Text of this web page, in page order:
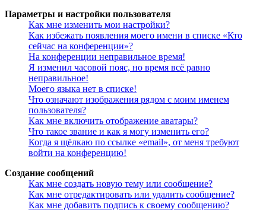
Параметры и настройки пользователя
Как мне изменить мои настройки?
Как избежать появления моего имени в списке «Кто
сейчас на конференции»?
На конференции неправильное время!
Я изменил часовой пояс, но время всё равно
неправильное!
Моего языка нет в списке!
Что означают изображения рядом с моим именем
пользователя?
Как мне включить отображение аватары?
Что такое звание и как я могу изменить его?
Когда я щёлкаю по ссылке «email», от меня требуют
войти на конференцию!
Создание сообщений
Как мне создать новую тему или сообщение?
Как мне отредактировать или удалить сообщение?
Как мне добавить подпись к своему сообщению?